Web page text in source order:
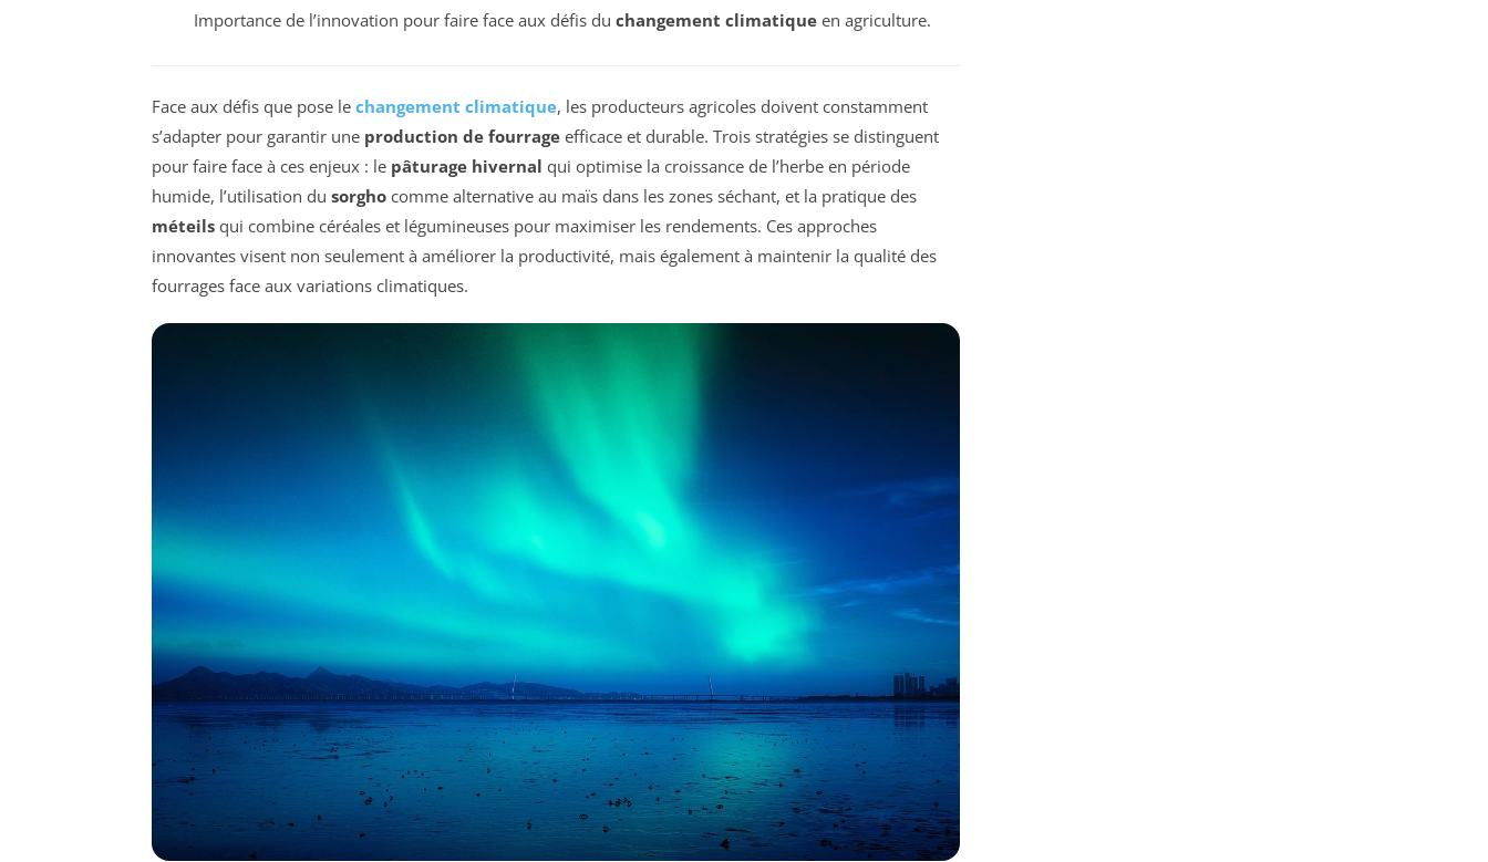
Importance de l’innovation pour faire face aux défis du changement climatiqueen agriculture.
Face aux défis que pose le changement climatique, les producteurs agricoles doivent constamment
s’adapter pour garantir une production de fourrage efficace et durable. Trois stratégies se distinguent
pour faire face à ces enjeux : le pâturage hivernal qui optimise la croissance de l’herbe en période
humide, l’utilisation du sorgho comme alternative au maïs dans les zones séchant, et la pratique des
méteils qui combine céréales et légumineuses pour maximiser les rendements. Ces approches
innovantes visent non seulement à améliorer la productivité, mais également à maintenir la qualité des
fourrages face aux variations climatiques.